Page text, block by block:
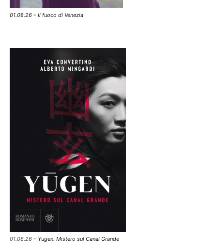
01.08.26 – Il fuoco di Venezia
01.08.26 – Yugen. Mistero sul Canal Grande